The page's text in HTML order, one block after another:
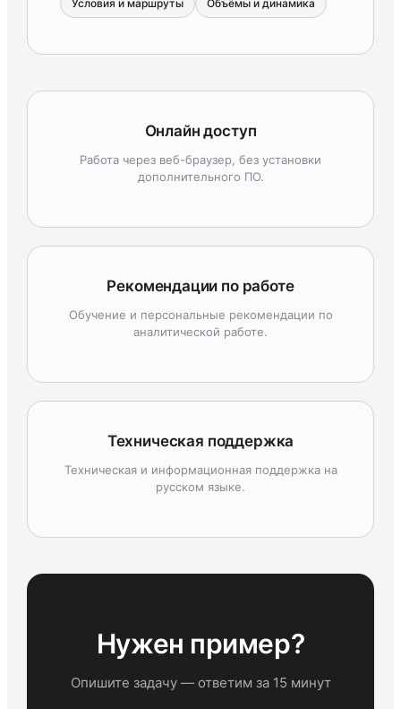
Условия и маршруты Объёмы и динамика
Онлайн доступ
Работа через веб-браузер, без установки
дополнительного ПО.
Рекомендации по работе
Обучение и персональные рекомендации по
аналитической работе.
Техническая поддержка
Техническая и информационная поддержка на
русском языке.
Нужен пример?
Опишите задачу — ответим за 15 минут